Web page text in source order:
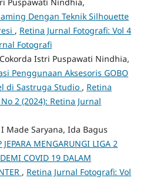
Dengan Teknik Silhouette
, Retina Jurnal Fotografi: Vol 4
Fotografi
Istri Puspawati Nindhia,
Penggunaan Aksesoris GOBO
di Sastruga Studio , Retina
2 (2024): Retina Jurnal
Made Saryana, Ida Bagus
JEPARA MENGARUNGI LIGA 2
COVID 19 DALAM
, Retina Jurnal Fotografi: Vol